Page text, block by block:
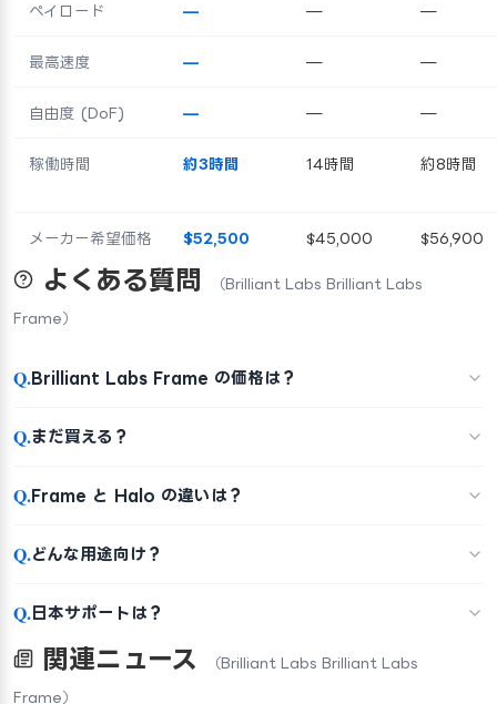
ペイロード — — —
最高速度 — — —
自由度 (DoF) — — —
稼働時間 約3時間 14時間 約8時間
メーカー希望価格 $52,500 $45,000 $56,900
よくある質問 （Brilliant Labs Brilliant Labs
Frame）
Q.Brilliant Labs Frame の価格は？
Q.まだ買える？
Q.Frame と Halo の違いは？
Q.どんな用途向け？
Q.日本サポートは？
関連ニュース （Brilliant Labs Brilliant Labs
Frame）